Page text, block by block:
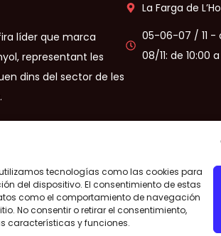
tecnologías como las cookies para
del dispositivo. El consentimiento de estas
como el comportamiento de navegación
No consentir o retirar el consentimiento,
características y funciones.
fira líder que marca
representant les
dins del sector de les
La Farga de
05-06-07 / 11 -
08/11: de 10:00 a
drets reservats – Avís legal/Politica de